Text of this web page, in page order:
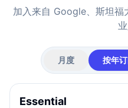
加入来自 Google、斯坦
月度 按年
Essential